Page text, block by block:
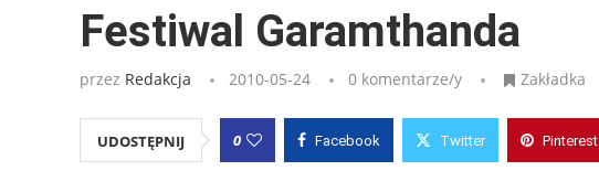
Festiwal Garamthanda
przez Redakcja 2010-05-24 0 komentarze/y Zakładka
UDOSTĘPNIJ 0 Facebook Twitter Pinterest